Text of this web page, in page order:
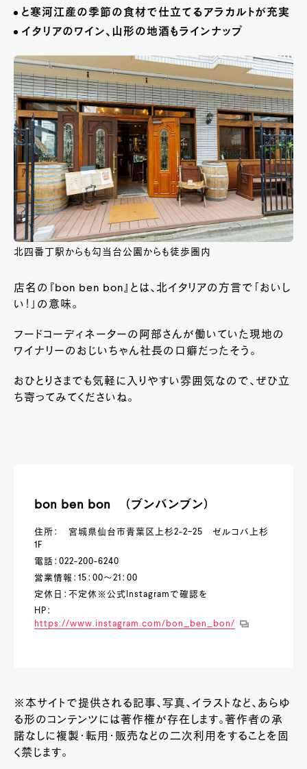
と寒河江産の季節の食材で仕立てるアラカルトが充実
イタリアのワイン、山形の地酒もラインナップ
北四番丁駅からも勾当台公園からも徒歩圏内
店名の『bon ben bon』とは、北イタリアの方言で「おいし
い！」の意味。
フードコーディネーターの阿部さんが働いていた現地の
ワイナリーのおじいちゃん社長の口癖だったそう。
おひとりさまでも気軽に入りやすい雰囲気なので、ぜひ立
ち寄ってみてくださいね。
bon ben bon （ブンバンブン）
住所： 宮城県仙台市青葉区上杉2-2−25 ゼルコバ上杉
1F
電話：022-200-6240
営業情報：15：00～21：00
定休日：不定休※公式Instagramで確認を
HP：
https://www.instagram.com/bon_ben_bon/
※本サイトで提供される記事、写真、イラストなど、あらゆ
る形のコンテンツには著作権が存在します。著作者の承
諾なしに複製・転用・販売などの二次利用をすることを固
く禁じます。